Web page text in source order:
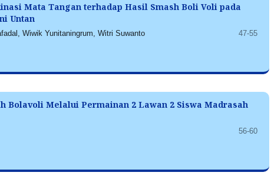
Mata Tangan terhadap Hasil Smash Boli Voli pada
Untan
Wiwik Yunitaningrum, Witri Suwanto 47-55
Bolavoli Melalui Permainan 2 Lawan 2 Siswa Madrasah
56-60